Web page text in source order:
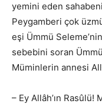
yemini eden
Peygamberi çok
eşi Ümmü
sebebini soran
Müminlerin annesi
– Ey Allâh’ın